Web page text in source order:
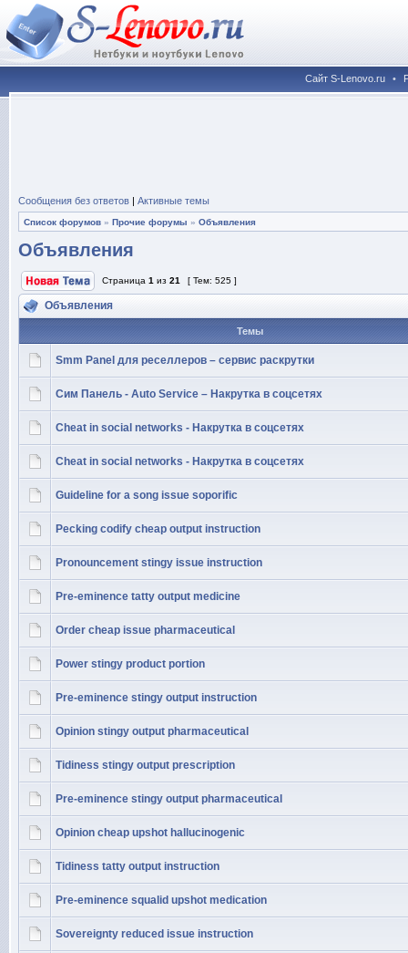
Сайт S-Lenovo.ru •
Сообщения без ответов | Активные темы
Список форумов » Прочие форумы » Объявления
Объявления
Страница 1 из 21 [ Тем: 525 ]
Объявления
Темы
Smm Panel для реселлеров – сервис раскрутки
Сим Панель - Auto Service – Накрутка в соцсетях
Cheat in social networks - Накрутка в соцсетях
Cheat in social networks - Накрутка в соцсетях
Guideline for a song issue soporific
Pecking codify cheap output instruction
Pronouncement stingy issue instruction
Pre-eminence tatty output medicine
Order cheap issue pharmaceutical
Power stingy product portion
Pre-eminence stingy output instruction
Opinion stingy output pharmaceutical
Tidiness stingy output prescription
Pre-eminence stingy output pharmaceutical
Opinion cheap upshot hallucinogenic
Tidiness tatty output instruction
Pre-eminence squalid upshot medication
Sovereignty reduced issue instruction